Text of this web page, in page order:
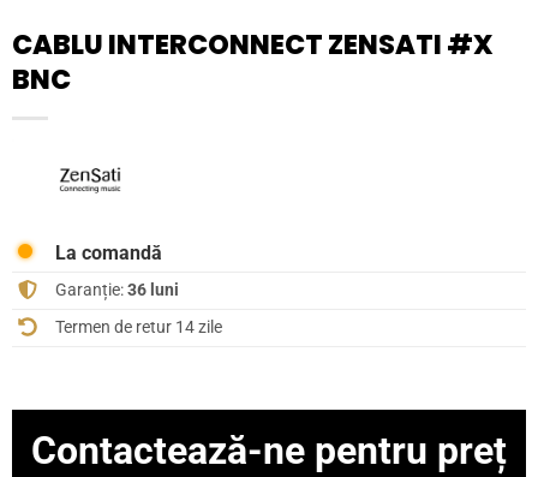
CABLU INTERCONNECT ZENSATI #X
BNC
La comandă
Garanție:36 luni
Termen de retur 14 zile
Contactează-ne pentru preț